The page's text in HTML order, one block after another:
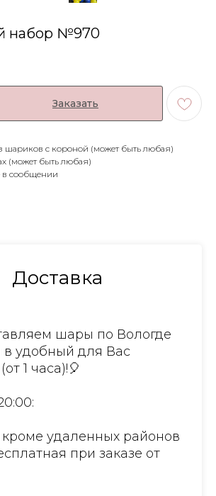
набор №970
Заказать
шариков с короной (может быть любая)
(может быть любая)
в сообщении
Доставка
шары по Вологде
в удобный для Вас
1 часа)!🎈
кроме удаленных районов
при заказе от